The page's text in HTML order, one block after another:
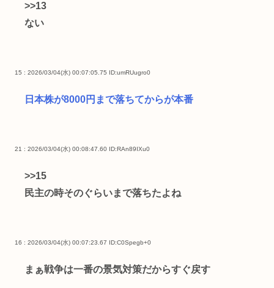
>>13
ない
15 : 2026/03/04(水) 00:07:05.75 ID:umRUugro0
日本株が8000円まで落ちてからが本番
21 : 2026/03/04(水) 00:08:47.60 ID:RAn89IXu0
>>15
民主の時そのぐらいまで落ちたよね
16 : 2026/03/04(水) 00:07:23.67 ID:C0Spegb+0
まぁ戦争は一番の景気対策だからすぐ戻す